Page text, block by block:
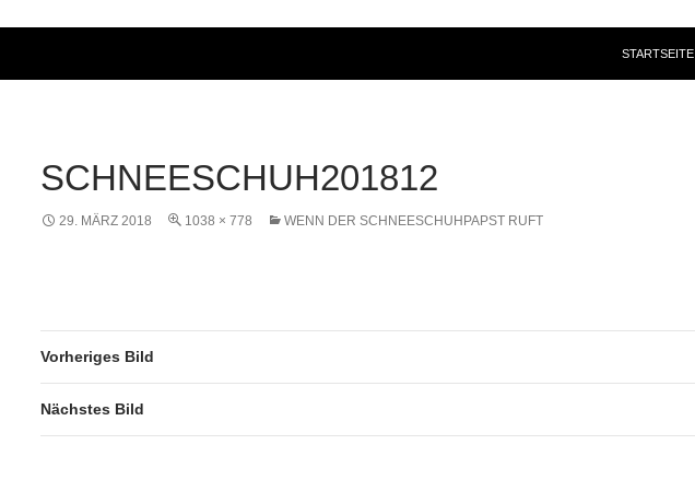
STARTSEITE
SCHNEESCHUH201812
29. MÄRZ 2018 1038 × 778 WENN DER SCHNEESCHUHPAPST RUFT
Vorheriges Bild
Nächstes Bild